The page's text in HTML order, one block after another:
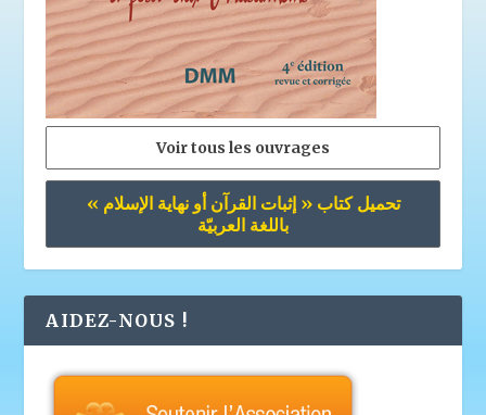
Voir tous les ouvrages
تحميل كتاب « إثبات القرآن أو نهاية الإسلام »
باللغة العربيّة
AIDEZ-NOUS !